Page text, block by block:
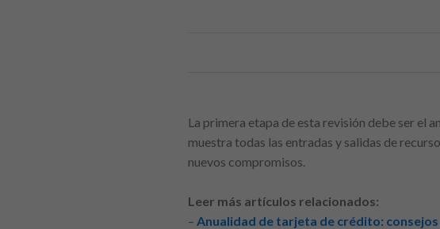
La primera etapa de esta revisión debe ser el
muestra todas las entradas y salidas de
nuevos compromisos.
Leer más artículos relacionados:
– Anualidad de tarjeta de crédito: